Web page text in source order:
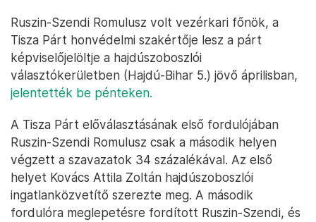
Ruszin-Szendi Romulusz volt vezérkari főnök, a
Tisza Párt honvédelmi szakértője lesz a párt
képviselőjelöltje a hajdúszoboszlói
választókerületben (Hajdú-Bihar 5.) jövő áprilisban,
jelentették be pénteken.
A Tisza Párt előválasztásának első fordulójában
Ruszin-Szendi Romulusz csak a második helyen
végzett a szavazatok 34 százalékával. Az első
helyet Kovács Attila Zoltán hajdúszoboszlói
ingatlanközvetítő szerezte meg. A második
fordulóra meglepetésre fordított Ruszin-Szendi, és